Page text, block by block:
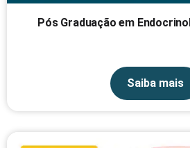
Pós Graduação em
Saiba mais